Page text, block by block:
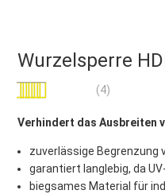
Wurzelsperre
Bewertung: (4)
Verhindert das Ausbreiten
zuverlässige Begrenzung
garantiert langlebig, da
biegsames Material für